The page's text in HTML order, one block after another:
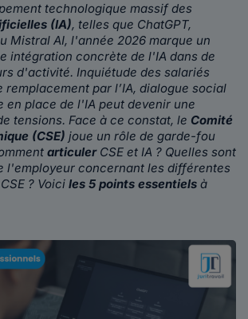
technologique massif des
(IA), telles que ChatGPT,
Mistral AI, l'année 2026 marque un
intégration concrète de l'IA dans de
d'activité. Inquiétude des salariés
remplacement par l’IA, dialogue social
en place de l'IA peut devenir une
tensions. Face à ce constat, le Comité
(CSE) joue un rôle de garde-fou
articulerCSE et IA ? Quelles sont
l'employeur concernant les différentes
? Voici les 5 points essentiels à